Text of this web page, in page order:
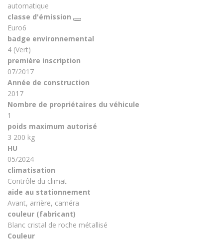
automatique
classe d'émission
Euro6
badge environnemental
4 (Vert)
première inscription
07/2017
Année de construction
2017
Nombre de propriétaires du véhicule
1
poids maximum autorisé
3 200 kg
HU
05/2024
climatisation
Contrôle du climat
aide au stationnement
Avant, arrière, caméra
couleur (fabricant)
Blanc cristal de roche métallisé
Couleur